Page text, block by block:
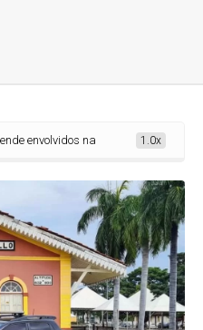
na morte de jovem assassinado
1.0x